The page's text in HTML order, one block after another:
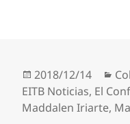
Publicado
el
2018/12/14
EITB Noticias, El
Maddalen Iriarte,